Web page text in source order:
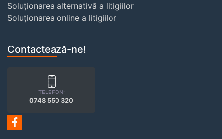
Soluționarea alternativă a litigiilor
Soluționarea online a litigiilor
Contactează-ne!
TELEFON:
0748 550 320